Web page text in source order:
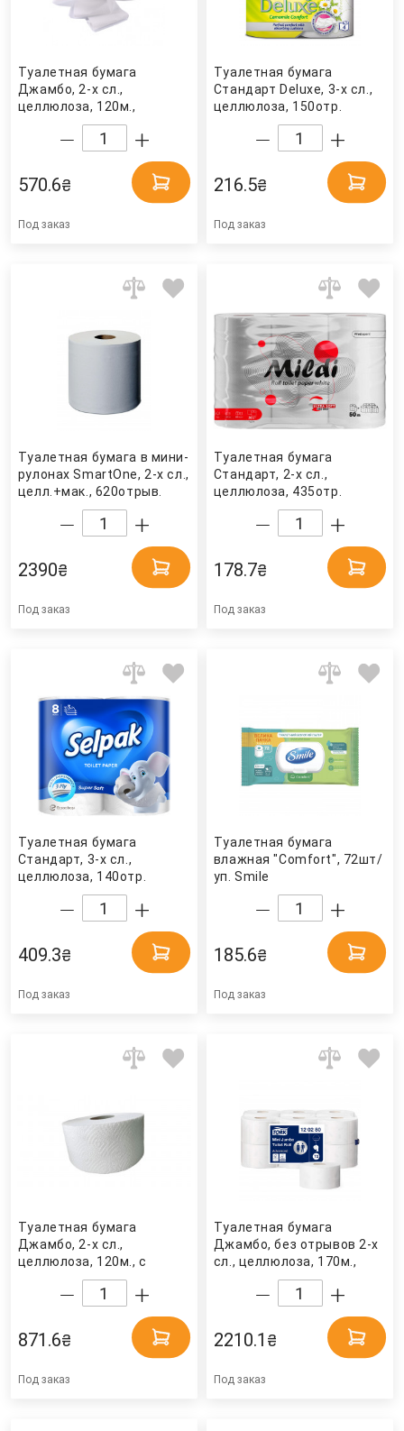
Туалетная бумага
Джамбо, 2-х сл.,
целлюлоза, 120м.,
1057отр.(9*11,3см.), 8шт./
уп., бел. (203021) Tischa
570.6₴
Под заказ
Туалетная бумага
Стандарт Deluxe, 3-х сл.,
целлюлоза, 150отр.
(9,5*12,4см.), 4шт./уп.,
ромашка. ZEWA
216.5₴
Под заказ
Туалетная бумага в мини-
рулонах SmartOne, 2-х сл.,
целл.+мак., 620отрыв.
112м., 12шт./уп., (T9),бел.
2390₴
Под заказ
Туалетная бумага
Стандарт, 2-х сл.,
целлюлоза, 435отр.
(9,3*11,5см.), 6шт./уп.,
бел. Mildi Pro Expert
178.7₴
Под заказ
Туалетная бумага
Стандарт, 3-х сл.,
целлюлоза, 140отр.
(9,6*12,4см.), 8шт./уп.,
бел. Selpak
409.3₴
Под заказ
Туалетная бумага
влажная "Comfort", 72шт/
уп. Smile
185.6₴
Под заказ
Туалетная бумага
Джамбо, 2-х сл.,
целлюлоза, 120м., с
перфорацией, 12шт./уп.,
бел. (TJ030) PAPERO
871.6₴
Под заказ
Туалетная бумага
Джамбо, без отрывов 2-х
сл., целлюлоза, 170м.,
12шт./уп., (T2), бел. Tork
2210.1 ₴
Под заказ